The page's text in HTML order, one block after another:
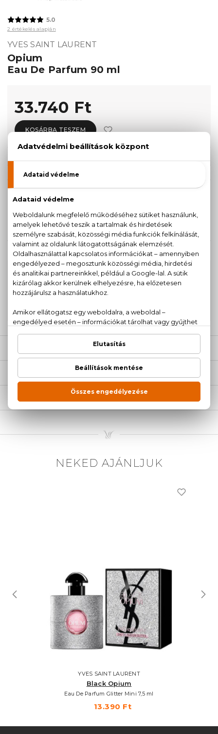
5.0
2 értékelés alapján
YVES SAINT LAURENT
Opium
Eau De Parfum 90 ml
33.740 Ft
KOSÁRBA TESZEM
KAPCSOLÓDÓ TERMÉKEK
100% eredeti termékek,14 napos visszaküldési
garanciával
Kérdésed van, elakadtál? Hívd ügyfélszolgálatunkat:
NEKED AJÁNLJUK
YVES SAINT LAURENT
Black Opium
Eau De Parfum Glitter Mini 7,5 ml
13.390 Ft